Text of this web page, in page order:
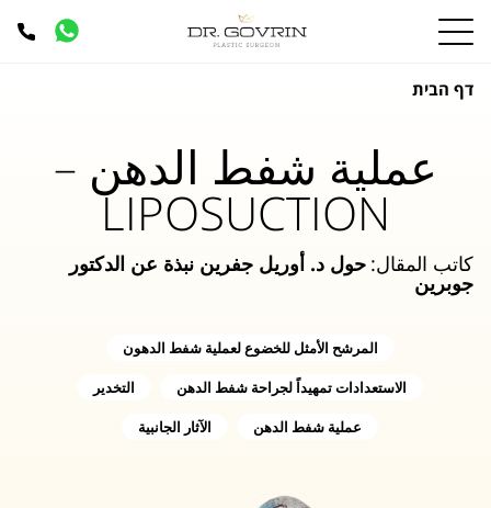
דף הבית
عملية شفط الدهن –
LIPOSUCTION
كاتب المقال: حول د. أوريل جفرين نبذة عن الدكتور
جوبرين
المرشح الأمثل للخضوع لعملية شفط الدهون
الاستعدادات تمهيداً لجراحة شفط الدهن
التخدير
عملية شفط الدهن
الآثار الجانبية